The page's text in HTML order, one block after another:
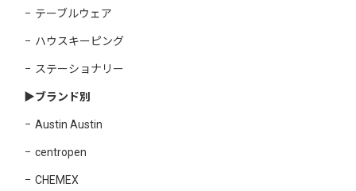
テーブルウェア
ハウスキーピング
ステーショナリー
▶︎ブランド別
Austin Austin
centropen
CHEMEX